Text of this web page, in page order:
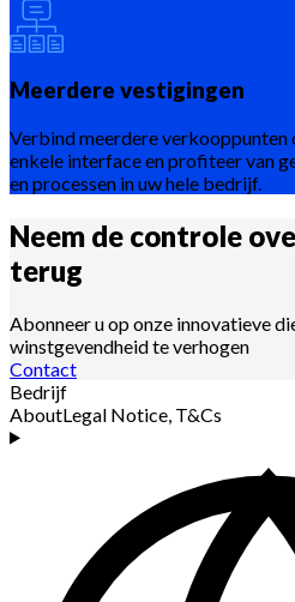
Meerdere vestigingen
Verbind meerdere
enkele interface en profiteer van
en processen in uw hele bedrijf.
Neem de controle
terug
Abonneer u op onze innovatieve
winstgevendheid te verhogen
Contact
Bedrijf
AboutLegal Notice, T&Cs